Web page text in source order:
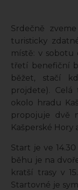
Srdečně
turisticky
místě: v sobotu
třetí benefiční
běžet, stačí
projdete).
okolo hradu
propojuje dvě
Kašperské Hory
Start je ve
běhu je na
kratší trasy v
Startovné je